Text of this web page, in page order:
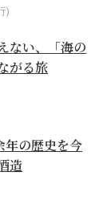
)
ない、「海の
がる旅
年の歴史を今
造